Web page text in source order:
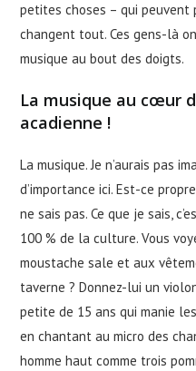
petites choses – qui peuvent
changent tout. Ces gens-là
musique au bout des doigts.
La musique au cœur
acadienne !
La musique. Je n’aurais pas
d’importance ici. Est-ce
ne sais pas. Ce que je sais,
100 % de la culture. Vous
moustache sale et aux
taverne ? Donnez-lui un
petite de 15 ans qui manie
en chantant au micro des
homme haut comme trois